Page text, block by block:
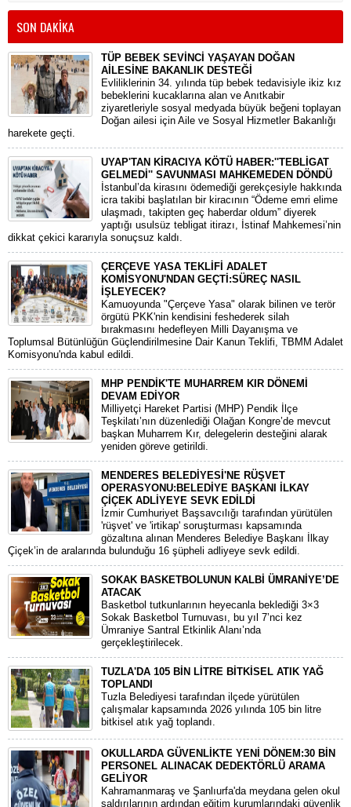
SON DAKİKA
TÜP BEBEK SEVİNCİ YAŞAYAN DOĞAN
AİLESİNE BAKANLIK DESTEĞİ
​Evliliklerinin 34. yılında tüp bebek tedavisiyle ikiz kız
bebeklerini kucaklarına alan ve Anıtkabir
ziyaretleriyle sosyal medyada büyük beğeni toplayan
Doğan ailesi için Aile ve Sosyal Hizmetler Bakanlığı
harekete geçti.
UYAP'TAN KİRACIYA KÖTÜ HABER:''TEBLİGAT
GELMEDİ'' SAVUNMASI MAHKEMEDEN DÖNDÜ
​İstanbul’da kirasını ödemediği gerekçesiyle hakkında
icra takibi başlatılan bir kiracının “Ödeme emri elime
ulaşmadı, takipten geç haberdar oldum” diyerek
yaptığı usulsüz tebligat itirazı, İstinaf Mahkemesi’nin
dikkat çekici kararıyla sonuçsuz kaldı.
ÇERÇEVE YASA TEKLİFİ ADALET
KOMİSYONU'NDAN GEÇTİ:SÜREÇ NASIL
İŞLEYECEK?
​Kamuoyunda "Çerçeve Yasa" olarak bilinen ve terör
örgütü PKK'nin kendisini feshederek silah
bırakmasını hedefleyen Milli Dayanışma ve
Toplumsal Bütünlüğün Güçlendirilmesine Dair Kanun Teklifi, TBMM Adalet
Komisyonu'nda kabul edildi.
MHP PENDİK'TE MUHARREM KIR DÖNEMİ
DEVAM EDİYOR
​Milliyetçi Hareket Partisi (MHP) Pendik İlçe
Teşkilatı’nın düzenlediği Olağan Kongre’de mevcut
başkan Muharrem Kır, delegelerin desteğini alarak
yeniden göreve getirildi.
MENDERES BELEDİYESİ'NE RÜŞVET
OPERASYONU:BELEDİYE BAŞKANI İLKAY
ÇİÇEK ADLİYEYE SEVK EDİLDİ
​İzmir Cumhuriyet Başsavcılığı tarafından yürütülen
'rüşvet' ve 'irtikap' soruşturması kapsamında
gözaltına alınan Menderes Belediye Başkanı İlkay
Çiçek’in de aralarında bulunduğu 16 şüpheli adliyeye sevk edildi.
SOKAK BASKETBOLUNUN KALBİ ÜMRANİYE’DE
ATACAK
Basketbol tutkunlarının heyecanla beklediği 3×3
Sokak Basketbol Turnuvası, bu yıl 7’nci kez
Ümraniye Santral Etkinlik Alanı’nda
gerçekleştirilecek.
TUZLA'DA 105 BİN LİTRE BİTKİSEL ATIK YAĞ
TOPLANDI
Tuzla Belediyesi tarafından ilçede yürütülen
çalışmalar kapsamında 2026 yılında 105 bin litre
bitkisel atık yağ toplandı.
OKULLARDA GÜVENLİKTE YENİ DÖNEM:30 BİN
PERSONEL ALINACAK DEDEKTÖRLÜ ARAMA
GELİYOR
​Kahramanmaraş ve Şanlıurfa'da meydana gelen okul
saldırılarının ardından eğitim kurumlarındaki güvenlik